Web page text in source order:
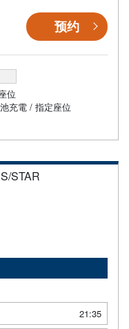
预约
位
充電 / 指定座位
STAR
21:35